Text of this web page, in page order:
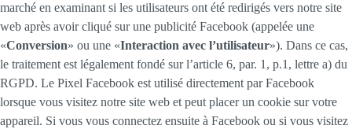
marché en examinant si les utilisateurs ont été redirigés vers notre site
web après avoir cliqué sur une publicité Facebook (appelée une
«Conversion» ou une «Interaction avec l’utilisateur»). Dans ce cas,
le traitement est légalement fondé sur l’article 6, par. 1, p.1, lettre a) du
RGPD. Le Pixel Facebook est utilisé directement par Facebook
lorsque vous visitez notre site web et peut placer un cookie sur votre
appareil. Si vous vous connectez ensuite à Facebook ou si vous visitez